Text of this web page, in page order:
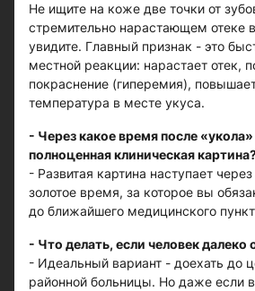
Не ищите на коже две точки от
стремительно нарастающем отеке
увидите. Главный признак - это
местной реакции: нарастает отек,
покраснение (гиперемия),
температура в месте укуса.
- Через какое время после
полноценная клиническая
- Развитая картина наступает
золотое время, за которое вы
до ближайшего медицинского
- Что делать, если человек далеко
- Идеальный вариант - доехать до
районной больницы. Но даже если